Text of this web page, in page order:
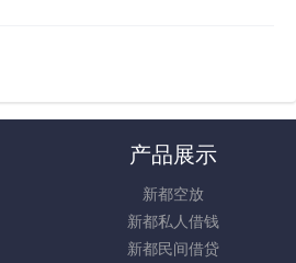
产品展示
新都空放
新都私人借钱
新都民间借贷